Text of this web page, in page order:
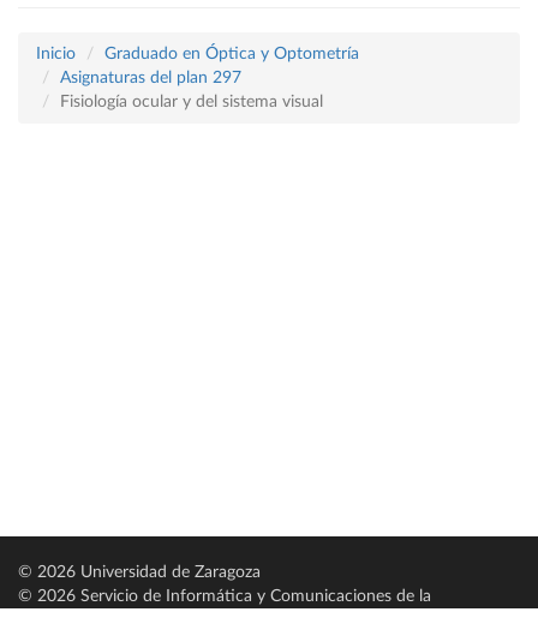
Inicio
Graduado en Óptica y Optometría
Asignaturas del plan 297
Fisiología ocular y del sistema visual
© 2026 Universidad de Zaragoza
© 2026 Servicio de Informática y Comunicaciones de la